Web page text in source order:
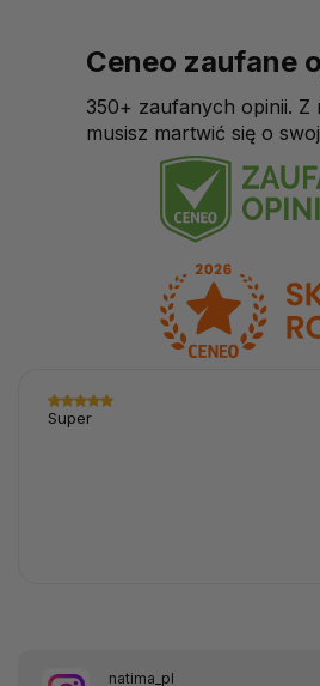
Ceneo zaufane
350+ zaufanych opinii. Z
musisz martwić się o
Super
natima_pl